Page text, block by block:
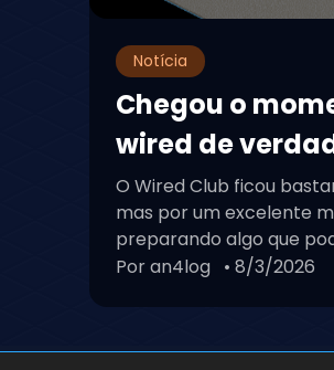
Notícia
Chegou o
wired de
O Wired Club ficou
mas por um excelente
preparando algo que
Por an4log • 8/3/2026